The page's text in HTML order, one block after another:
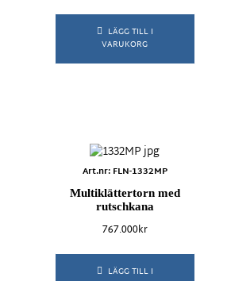
Mini
Multiarena
Robinio
Material
Robinia
LÄGG TILL I
VARUKORG
Art.nr: FLN-1332MP
Multiklättertorn med
rutschkana
767.000kr
LÄGG TILL I